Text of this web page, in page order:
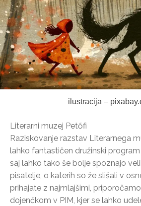
ilustracija –
Literarni muzej Petőfi
Raziskovanje razstav Literarnega
lahko fantastičen družinski
saj lahko tako še bolje spoznajo
pisatelje, o katerih so že slišali v
prihajate z najmlajšimi,
dojenčkom v PIM, kjer se lahko